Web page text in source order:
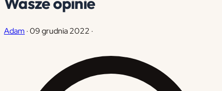
Adam ·09 grudnia 2022 ·